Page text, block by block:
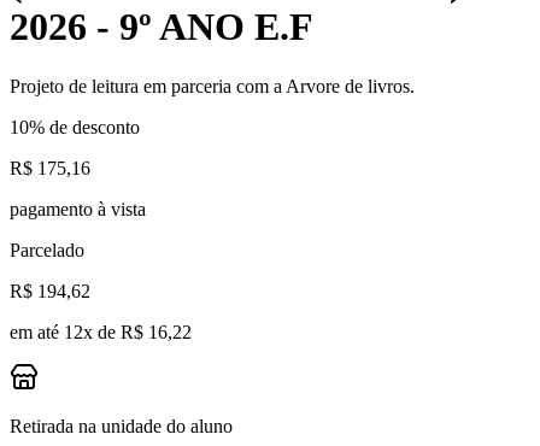
2026 - 9º ANO E.F
Projeto de leitura em parceria com a Arvore de livros.
10% de desconto
R$ 175,16
pagamento à vista
Parcelado
R$ 194,62
em até 12x de R$ 16,22
Retirada na unidade do aluno